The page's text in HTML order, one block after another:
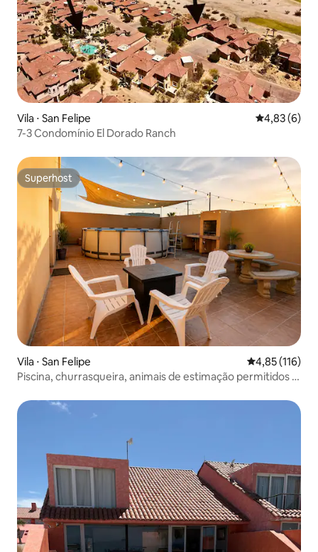
Vila ⋅ San Felipe 4,83 de uma
4,83 (6)
7-3 Condomínio El Dorado Ranch
Superhost
Superhost
Vila ⋅ San Felipe 4,85 de uma
4,85 (116)
Piscina, churrasqueira, animais de estimação permitidos -